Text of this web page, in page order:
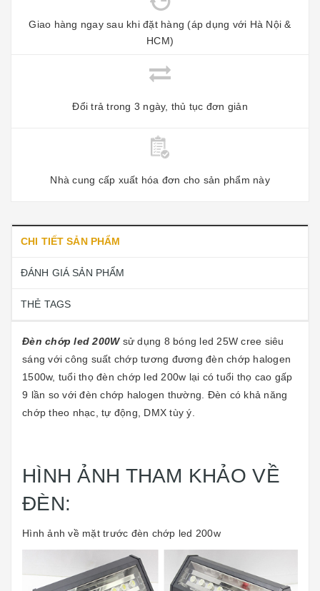
Giao hàng ngay sau khi đặt hàng (áp dụng với Hà Nội &
HCM)
Đổi trả trong 3 ngày, thủ tục đơn giản
Nhà cung cấp xuất hóa đơn cho sản phẩm này
CHI TIẾT SẢN PHẨM
ĐÁNH GIÁ SẢN PHẨM
THẺ TAGS
Đèn chớp led 200Wsử dụng 8 bóng led 25W cree siêu
sáng với công suất chớp tương đương đèn chớp halogen
1500w, tuổi thọ đèn chớp led 200w lại có tuổi thọ cao gấp
9 lần so với đèn chớp halogen thường. Đèn có khả năng
chớp theo nhạc, tự động, DMX tùy ý.
HÌNH ẢNH THAM KHẢO VỀ
ĐÈN:
Hình ảnh về mặt trước đèn chớp led 200w